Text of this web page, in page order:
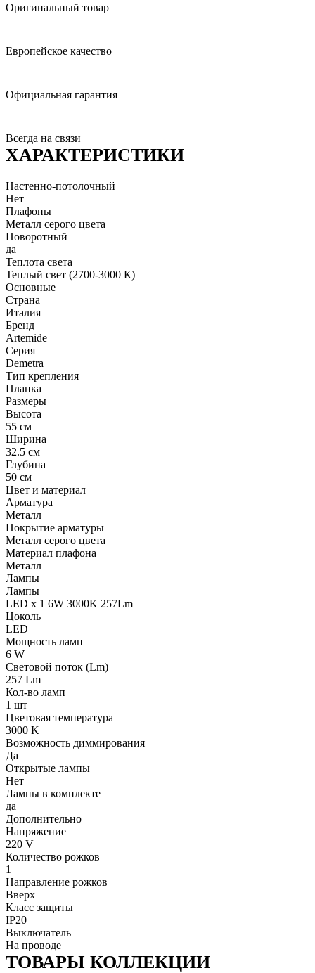
Оригинальный товар
Европейское качество
Официальная гарантия
Всегда на связи
ХАРАКТЕРИСТИКИ
Настенно-потолочный
Нет
Плафоны
Металл серого цвета
Поворотный
да
Теплота света
Теплый свет (2700-3000 К)
Основные
Страна
Италия
Бренд
Artemide
Серия
Demetra
Тип крепления
Планка
Размеры
Высота
55 см
Ширина
32.5 см
Глубина
50 см
Цвет и материал
Арматура
Металл
Покрытие арматуры
Металл серого цвета
Материал плафона
Металл
Лампы
Лампы
LED x 1 6W 3000K 257Lm
Цоколь
LED
Мощность ламп
6 W
Световой поток (Lm)
257 Lm
Кол-во ламп
1 шт
Цветовая температура
3000 K
Возможность диммирования
Да
Открытые лампы
Нет
Лампы в комплекте
да
Дополнительно
Напряжение
220 V
Количество рожков
1
Направление рожков
Вверх
Класс защиты
IP20
Выключатель
На проводе
ТОВАРЫ КОЛЛЕКЦИИ